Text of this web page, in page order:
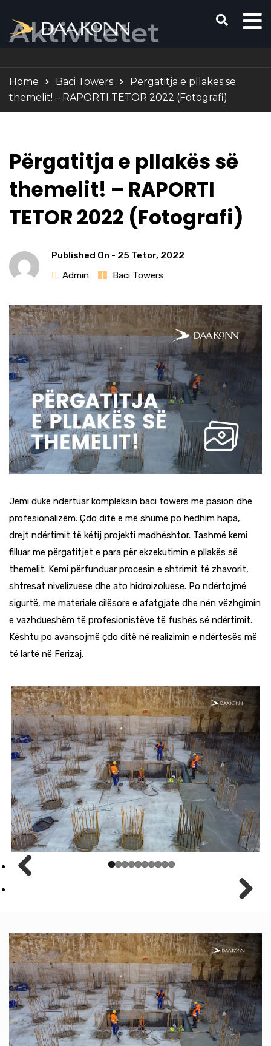
Aktivitetet
Home Baci Towers
Përgatitja e pllakës së
themelit! – RAPORTI TETOR 2022 (Fotografi)
Përgatitja e pllakës së
themelit! – RAPORTI
TETOR 2022 (Fotografi)
Published On - 25 Tetor, 2022
Admin
Baci Towers
Jemi duke ndërtuar kompleksin baci towers me pasion dhe
profesionalizëm. Çdo ditë e më shumë po hedhim hapa,
drejt ndërtimit të këtij projekti madhështor. Tashmë kemi
filluar me përgatitjet e para për ekzekutimin e pllakës së
themelit. Kemi përfunduar procesin e shtrimit të zhavorit,
shtresat nivelizuese dhe ato hidroizoluese. Po ndërtojmë
sigurtë, me materiale cilësore e afatgjate dhe nën vëzhgimin
e vazhdueshëm të profesionistëve të fushës së ndërtimit.
Kështu po avansojmë çdo ditë në realizimin e ndërtesës më
të lartë në Ferizaj.